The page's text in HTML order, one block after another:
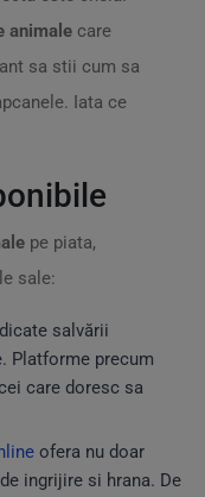
animale care
sa stii cum sa
Iata ce
pe piata,
sale:
salvării
Platforme precum
care doresc sa
ofera nu doar
ingrijire si hrana. De